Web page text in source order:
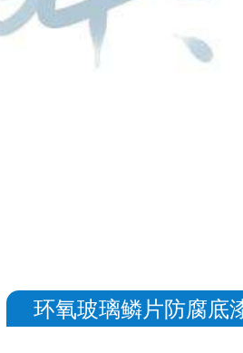
环氧玻璃鳞片防腐底